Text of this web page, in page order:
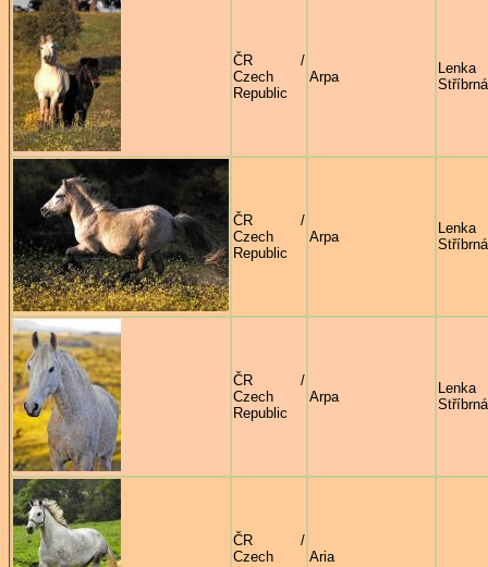
ČR /
Czech
Republic
Arpa
Lenka
Stříbrná
ČR /
Czech
Republic
Arpa
Lenka
Stříbrná
ČR /
Czech
Republic
Arpa
Lenka
Stříbrná
ČR /
Czech
Aria